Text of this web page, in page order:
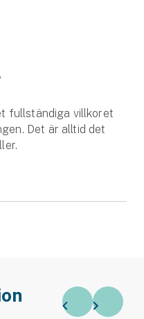
fullständiga villkoret
Det är alltid det